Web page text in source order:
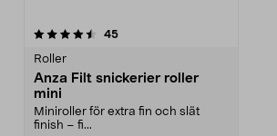
45recensioner
Roller
Anza Filt snickerier roller
mini
Miniroller för extra fin och slät
finish – fi...